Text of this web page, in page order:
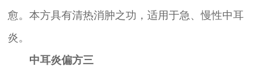
愈。本方具有清热消肿之功，适用于急、慢性中耳
炎。
中耳炎偏方三